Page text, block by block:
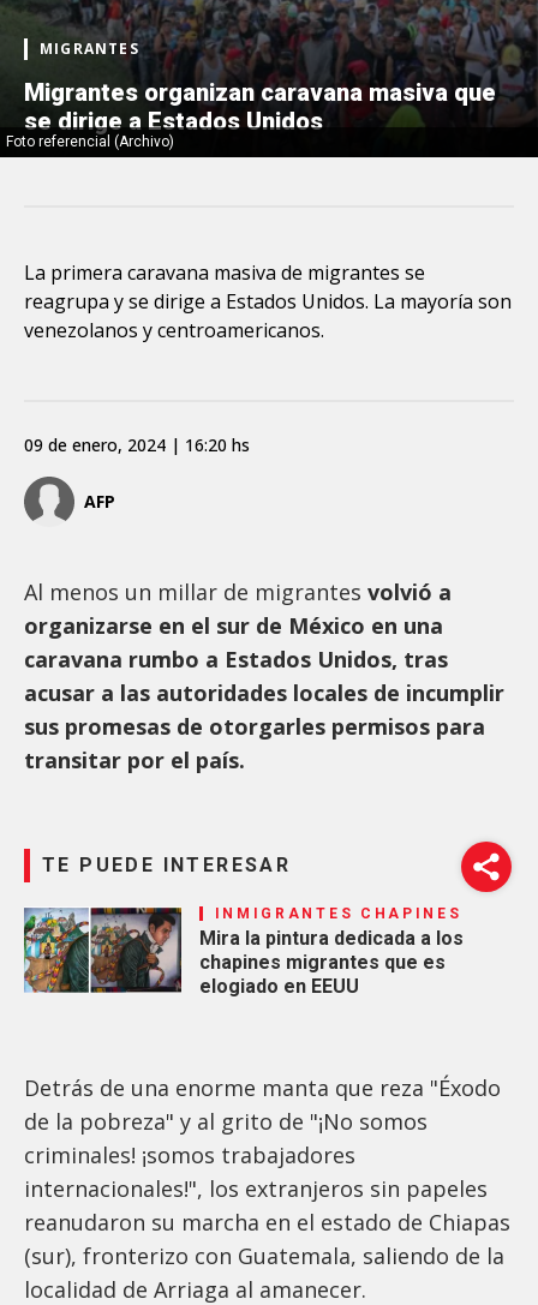
Foto referencial (Archivo)
MIGRANTES
Migrantes organizan caravana masiva que
se dirige a Estados Unidos
La primera caravana masiva de migrantes se
reagrupa y se dirige a Estados Unidos. La mayoría son
venezolanos y centroamericanos.
AFP
09 de enero, 2024 | 16:20 hs
Al menos un millar de migrantes volvió a
organizarse en el sur de México en una
caravana rumbo a Estados Unidos, tras
acusar a las autoridades locales de incumplir
sus promesas de otorgarles permisos para
transitar por el país.
TE PUEDE INTERESAR
INMIGRANTES CHAPINES
Mira la pintura dedicada a los
chapines migrantes que es
elogiado en EEUU
Detrás de una enorme manta que reza "Éxodo
de la pobreza" y al grito de "¡No somos
criminales! ¡somos trabajadores
internacionales!", los extranjeros sin papeles
reanudaron su marcha en el estado de Chiapas
(sur), fronterizo con Guatemala, saliendo de la
localidad de Arriaga al amanecer.